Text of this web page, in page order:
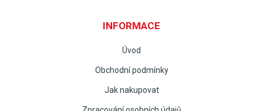
INFORMACE
Úvod
Obchodní podmínky
Jak nakupovat